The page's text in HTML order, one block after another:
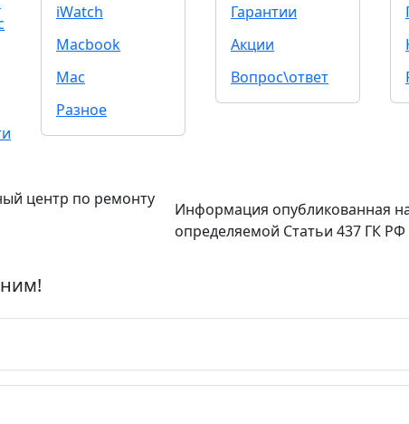
iWatch
Macbook
Mac
Разное
Гарантии
Акции
Вопрос\ответ
центр по ремонту
Информация опубликованная
определяемой Статьи 437 ГК РФ